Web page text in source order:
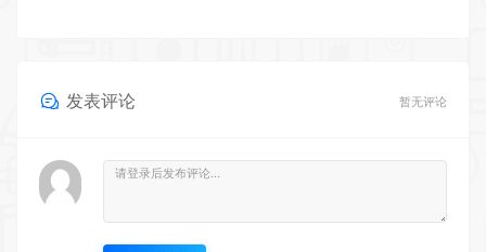
发表评论 暂无评论